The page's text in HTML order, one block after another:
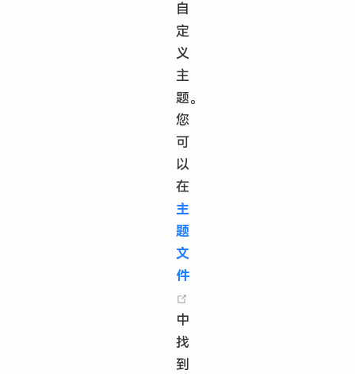
自
定
义
主
题。
您
可
以
在
主
题
文
件
(opens new window)
中
找
到